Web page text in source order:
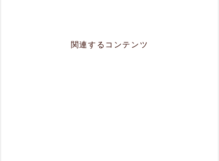
関連するコンテンツ